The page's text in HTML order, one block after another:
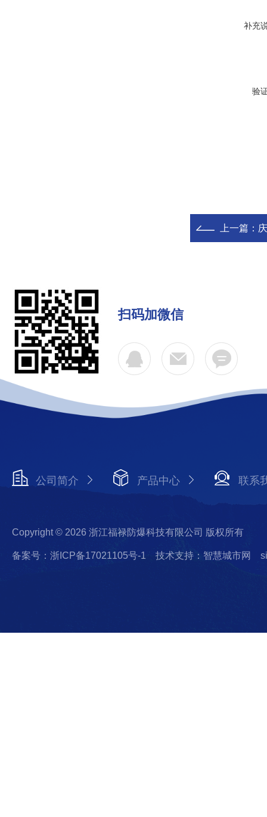
补充
验
上一篇：
扫码加微信
公司简介 产品中心 联系
Copyright © 2026 浙江福禄防爆科技有限公司 版权所有
备案号：浙ICP备17021105号-1 技术支持：智慧城市网